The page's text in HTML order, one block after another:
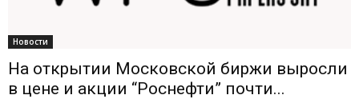
Новости
На открытии Московской биржи выросли
в цене и акции “Роснефти” почти...